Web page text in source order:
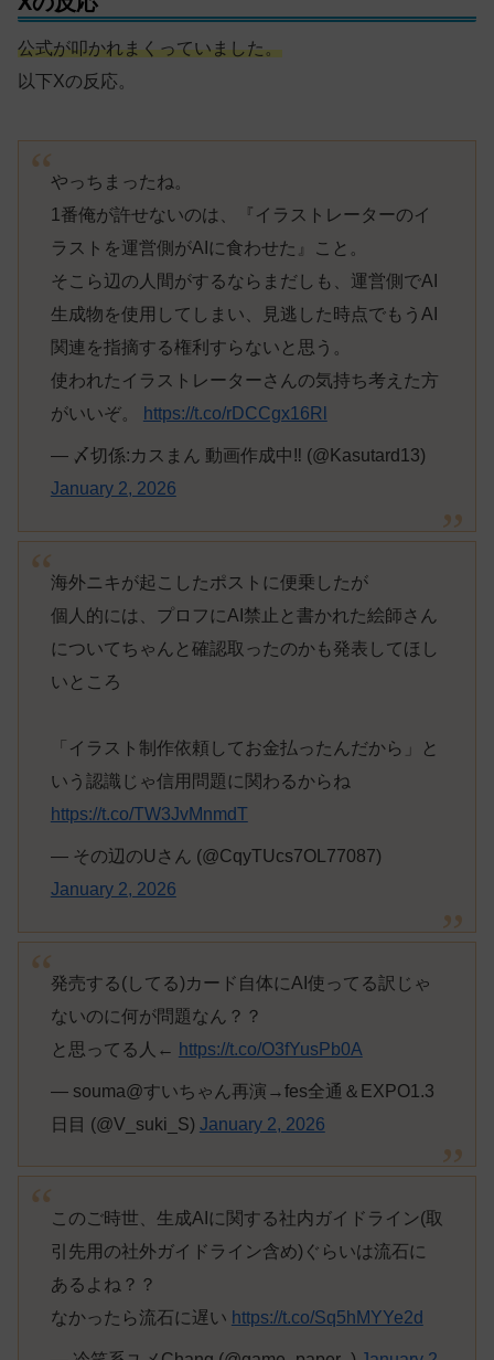
公式が叩かれまくっていました。
以下Xの反応。
やっちまったね。
1番俺が許せないのは、『イラストレーターのイ
ラストを運営側がAIに食わせた』こと。
そこら辺の人間がするならまだしも、運営側でAI
生成物を使用してしまい、見逃した時点でもうAI
関連を指摘する権利すらないと思う。
使われたイラストレーターさんの気持ち考えた方
がいいぞ。
https://t.co/rDCCgx16Rl
— 〆切係:カスまん 動画作成中‼︎ (@Kasutard13)
January 2, 2026
海外ニキが起こしたポストに便乗したが
個人的には、プロフにAI禁止と書かれた絵師さん
についてちゃんと確認取ったのかも発表してほし
いところ
「イラスト制作依頼してお金払ったんだから」と
いう認識じゃ信用問題に関わるからね
https://t.co/TW3JvMnmdT
— その辺のUさん (@CqyTUcs7OL77087)
January 2, 2026
発売する(してる)カード自体にAI使ってる訳じゃ
ないのに何が問題なん？？
と思ってる人← https://t.co/O3fYusPb0A
— souma@すいちゃん再演→fes全通＆EXPO1.3
日目 (@V_suki_S) January 2, 2026
このご時世、生成AIに関する社内ガイドライン(取
引先用の社外ガイドライン含め)ぐらいは流石に
あるよね？？
なかったら流石に遅い https://t.co/Sq5hMYYe2d